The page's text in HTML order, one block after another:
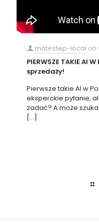
matestep-local on
PIERWSZE TAKIE AI
sprzedaży!
Pierwsze takie AI w
eksperckie pytanie,
zadać? A może
[…]